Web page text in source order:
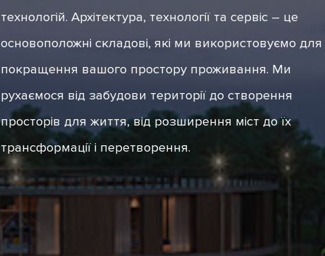
технологій. Архітектура, технології та сервіс – це
основоположні складові, які ми використовуємо для
покращення вашого простору проживання. Ми
рухаємося від забудови території до створення
просторів для життя, від розширення міст до їх
трансформації і перетворення.